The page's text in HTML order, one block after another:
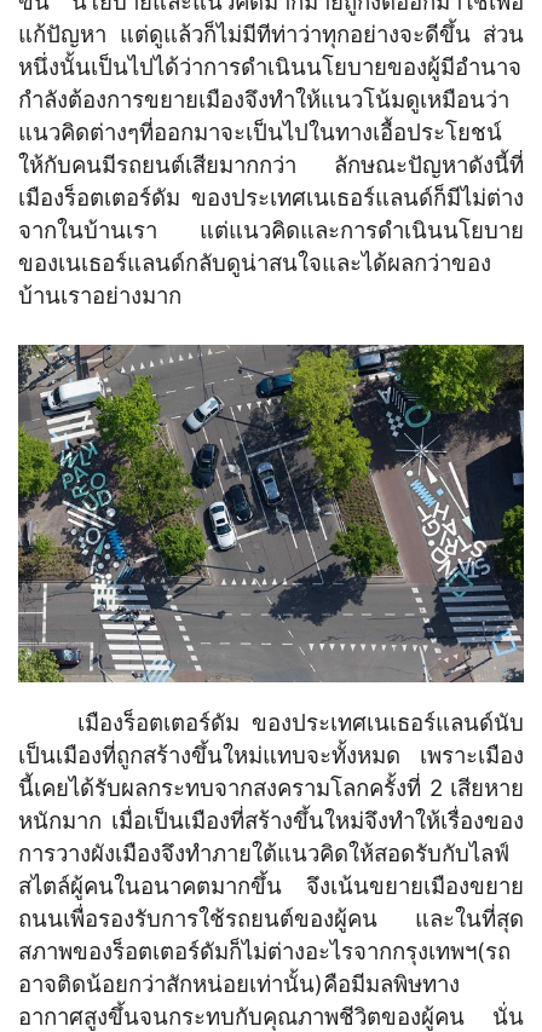
แก้ปัญหา แต่ดูแล้วก็ไม่มีทีท่าว่าทุกอย่างจะดีขึ้น ส่วน
หนึ่งนั้นเป็นไปได้ว่าการดำเนินนโยบายของผู้มีอำนาจ
กำลังต้องการขยายเมืองจึงทำให้แนวโน้มดูเหมือนว่า
แนวคิดต่างๆที่ออกมาจะเป็นไปในทางเอื้อประโยชน์
ให้กับคนมีรถยนต์เสียมากกว่า ลักษณะปัญหาดังนี้ที่
เมืองร็อตเตอร์ดัม ของประเทศเนเธอร์แลนด์ก็มีไม่ต่าง
จากในบ้านเรา แต่แนวคิดและการดำเนินนโยบาย
ของเนเธอร์แลนด์กลับดูน่าสนใจและได้ผลกว่าของ
บ้านเราอย่างมาก
เมืองร็อตเตอร์ดัม ของประเทศเนเธอร์แลนด์นับ
เป็นเมืองที่ถูกสร้างขึ้นใหม่แทบจะทั้งหมด เพราะเมือง
นี้เคยได้รับผลกระทบจากสงครามโลกครั้งที่ 2 เสียหาย
หนักมาก เมื่อเป็นเมืองที่สร้างขึ้นใหม่จึงทำให้เรื่องของ
การวางผังเมืองจึงทำภายใต้แนวคิดให้สอดรับกับไลฟ์
สไตล์ผู้คนในอนาคตมากขึ้น จึงเน้นขยายเมืองขยาย
ถนนเพื่อรองรับการใช้รถยนต์ของผู้คน และในที่สุด
สภาพของร็อตเตอร์ดัมก็ไม่ต่างอะไรจากกรุงเทพฯ(รถ
อาจติดน้อยกว่าสักหน่อยเท่านั้น)คือมีมลพิษทาง
อากาศสูงขึ้นจนกระทบกับคุณภาพชีวิตของผู้คน นั่น